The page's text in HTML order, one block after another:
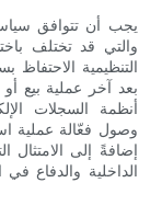
يجب أن تتوافق
والتي قد تختلف
التنظيمية الاحتفاظ
بعد آخر عملية بيع
أنظمة السجلات
وصول فعّالة عملية
إضافةً إلى الامتثال
الداخلية والدفاع